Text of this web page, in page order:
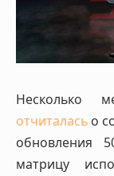
Несколько
отчиталась о
обновления
матрицу